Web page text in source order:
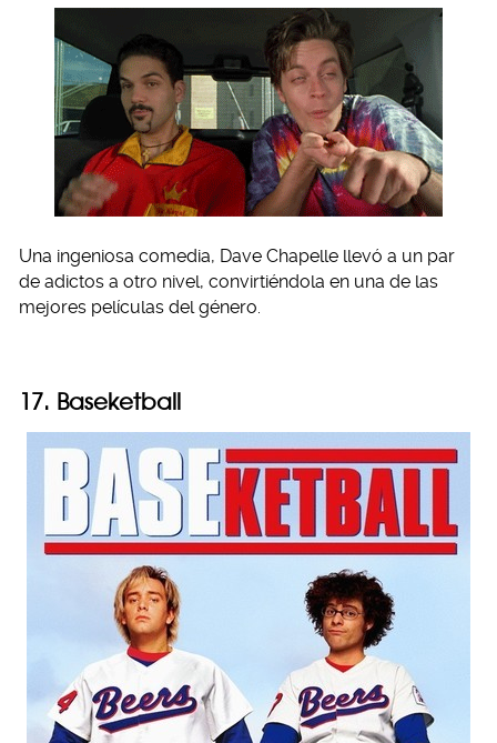
Una ingeniosa comedia, Dave Chapelle llevó a un par
de adictos a otro nivel, convirtiéndola en una de las
mejores películas del género.
17. Baseketball